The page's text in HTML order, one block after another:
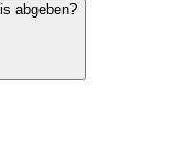
abgeben?